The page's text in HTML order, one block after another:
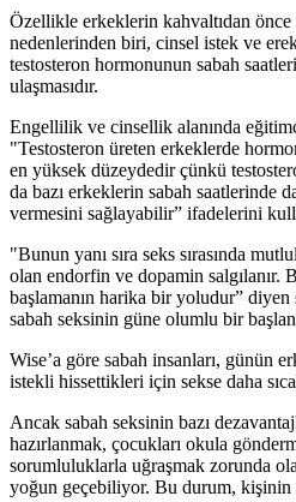
Özellikle erkeklerin kahvaltıdan önce
nedenlerinden biri, cinsel istek ve
testosteron hormonunun sabah
ulaşmasıdır.
Engellilik ve cinsellik alanında
"Testosteron üreten erkeklerde
en yüksek düzeydedir çünkü
da bazı erkeklerin sabah saatlerinde
vermesini sağlayabilir” ifadelerini
"Bunun yanı sıra seks sırasında
olan endorfin ve dopamin
başlamanın harika bir yoludur”
sabah seksinin güne olumlu bir
Wise’a göre sabah insanları, günün
istekli hissettikleri için sekse daha
Ancak sabah seksinin bazı
hazırlanmak, çocukları okula
sorumluluklarla uğraşmak zorunda
yoğun geçebiliyor. Bu durum, kişinin